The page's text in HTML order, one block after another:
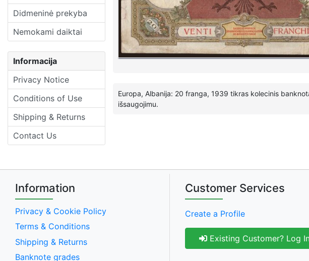
Didmeninė prekyba
Nemokami daiktai
Informacija
Privacy Notice
Conditions of Use
Shipping & Returns
Contact Us
Europa, Albanija: 20 franga, 1939 tikras kolecinis
išsaugojimu.
Information
Privacy & Cookie Policy
Terms & Conditions
Shipping & Returns
Banknote grades
Customer Services
Create a Profile
Existing Customer? Log